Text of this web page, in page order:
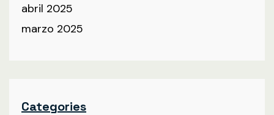
abril 2025
marzo 2025
Categories